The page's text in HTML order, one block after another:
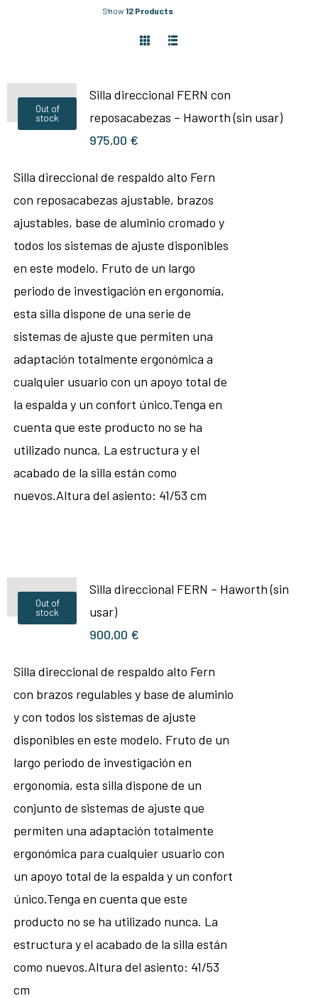
Show12 Products
Out of
stock
Silla direccional FERN con
reposacabezas – Haworth (sin usar)
975,00 €
Silla direccional de respaldo alto Fern
con reposacabezas ajustable, brazos
ajustables, base de aluminio cromado y
todos los sistemas de ajuste disponibles
en este modelo. Fruto de un largo
periodo de investigación en ergonomía,
esta silla dispone de una serie de
sistemas de ajuste que permiten una
adaptación totalmente ergonómica a
cualquier usuario con un apoyo total de
la espalda y un confort único.Tenga en
cuenta que este producto no se ha
utilizado nunca. La estructura y el
acabado de la silla están como
nuevos.Altura del asiento: 41/53 cm
Out of
stock
Silla direccional FERN – Haworth (sin
usar)
900,00 €
Silla direccional de respaldo alto Fern
con brazos regulables y base de aluminio
y con todos los sistemas de ajuste
disponibles en este modelo. Fruto de un
largo periodo de investigación en
ergonomía, esta silla dispone de un
conjunto de sistemas de ajuste que
permiten una adaptación totalmente
ergonómica para cualquier usuario con
un apoyo total de la espalda y un confort
único.Tenga en cuenta que este
producto no se ha utilizado nunca. La
estructura y el acabado de la silla están
como nuevos.Altura del asiento: 41/53
cm